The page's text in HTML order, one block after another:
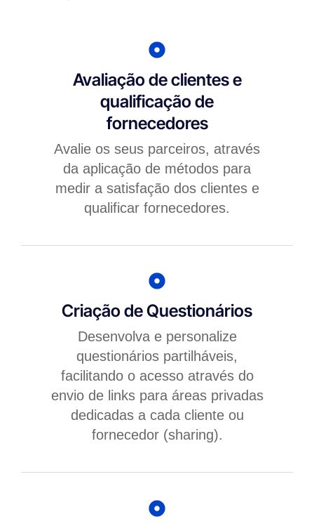
Avaliação de clientes e
qualificação de
fornecedores
Avalie os seus parceiros, através
da aplicação de métodos para
medir a satisfação dos clientes e
qualificar fornecedores.
Criação de Questionários
Desenvolva e personalize
questionários partilháveis,
facilitando o acesso através do
envio de links para áreas privadas
dedicadas a cada cliente ou
fornecedor (sharing).